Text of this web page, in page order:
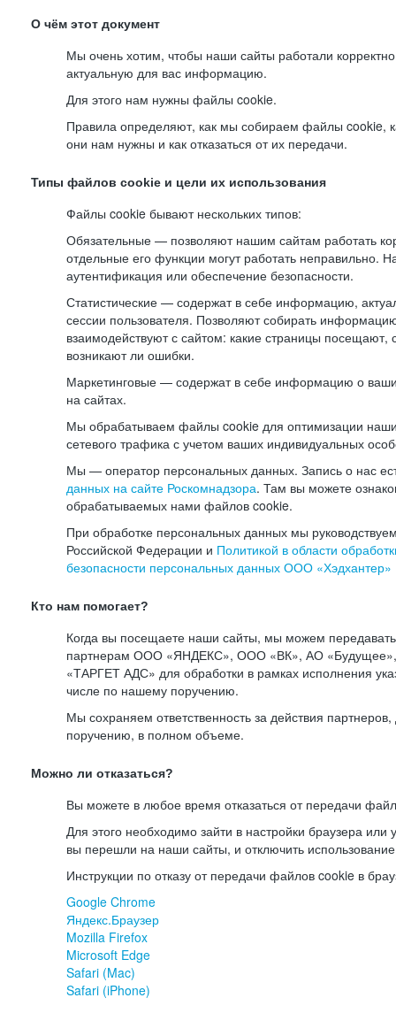
О чём этот документ
Мы очень хотим, чтобы наши сайты работали
актуальную для вас информацию.
Для этого нам нужны файлы cookie.
Правила определяют, как мы собираем файлы cookie,
они нам нужны и как отказаться от их передачи.
Типы файлов cookie и цели их использования
Файлы cookie бывают нескольких типов:
Обязательные — позволяют нашим сайтам работать
отдельные его функции могут работать неправильно.
аутентификация или обеспечение безопасности.
Статистические — содержат в себе информацию,
сессии пользователя. Позволяют собирать
взаимодействуют с сайтом: какие страницы посещают,
возникают ли ошибки.
Маркетинговые — содержат в себе информацию о
на сайтах.
Мы обрабатываем файлы cookie для оптимизации
сетевого трафика с учетом ваших индивидуальных
Мы — оператор персональных данных. Запись о нас
данных на сайте Роскомнадзора. Там вы можете
обрабатываемых нами файлов cookie.
При обработке персональных данных мы
Российской Федерации и Политикой в области
безопасности персональных данных ООО «Хэдхантер»
Кто нам помогает?
Когда вы посещаете наши сайты, мы можем
партнерам ООО «ЯНДЕКС», ООО «ВК», АО
«ТАРГЕТ АДС» для обработки в рамках исполнения
числе по нашему поручению.
Мы сохраняем ответственность за действия
поручению, в полном объеме.
Можно ли отказаться?
Вы можете в любое время отказаться от передачи
Для этого необходимо зайти в настройки браузера или
вы перешли на наши сайты, и отключить
Инструкции по отказу от передачи файлов cookie в
Google Chrome
Яндекс.Браузер
Mozilla Firefox
Microsoft Edge
Safari (Mac)
Safari (iPhone)